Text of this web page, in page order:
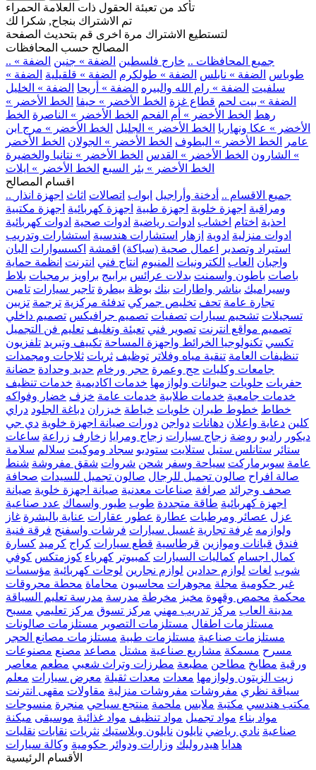
تأكد من تعبئة الحقول ذات العلامة الحمراء
تم الاشتراك بنجاح, شكرا لك
لتستطيع الاشتراك مرة اخرى قم بتحديث الصفحة
المصالح حسب المحافظات
.. جميع المحافظات .. خارج فلسطين الضفة » جنين الضفة »
طوباس الضفة » نابلس الضفة » طولكرم الضفة » قلقيلية الضفة »
سلفيت الضفة » رام الله والبيره الضفة » أريحا الضفة » الخليل
الضفة » بيت لحم قطاع غزة الخط الأخضر » حيفا الخط الأخضر »
رهط الخط الأخضر » أم الفحم الخط الأخضر » الناصرة الخط
الأخضر » عكا ونهاريا الخط الأخضر » الجليل الخط الأخضر » مرج ابن
عامر
الخط الأخضر » البطوف الخط الأخضر » الجولان الخط الأخضر
» الشارون الخط الأخضر » القدس الخط الأخضر » نتانيا والخضيرة
الخط الأخضر » بئر السبع الخط الأخضر » ايلات
اقسام المصالح
.. جميع الاقسام .. أدخنة وأراجيل ابواب اتصالات اثاث اجهزة انذار
ومراقبة اجهزة خلوية اجهزة طبية اجهزة كهربائية اجهزة مكتبية
احذية اختام اخشاب ادوات رياضية ادوات صحية ادوات كهربائية
ادوات منزلية ادوية ازهار استشارات هندسية استشارات وتدريب
استيراد وتصدير
اعمال صحية (سباكة) اقمشة اكسسوارات البان
واجبان العاب الكترونيات المنيوم انتاج فني انترنت انظمة حماية
باصات باطون واسمنت بدلات عرائس برابيج براويز برمجيات بلاط
وسيراميك بناشر واطارات بنك بوظة بيطرة تاجير سيارات تامين
تجارة عامة تحف تخليص جمركي تدفئة مركزية ترجمة تزيين
تسجيلات تشحيم سيارات تصفيات تصميم جرافيكس تصميم داخلي
تصميم مواقع انترنت تصوير فني تعبئة وتغليف تعليم فن التجميل
تكسي تكنولوجيا الخرائط واجهزة المساحة تكييف وتبريد تلفزيون
تنظيفات العامة تنقية مياه وفلاتر توظيف ثريات ثلاجات ومجمدات
جامعات وكليات حج وعمرة حجر ورخام حديد وحدادة حضانة
حفريات حلويات حيوانات ولوازمها خدمات اكاديمية خدمات تنظيف
خدمات جامعية خدمات طلابية خدمات عامة خزف خضار وفواكه
خطاط خطوط طيران خلويات خياطة خيزران دباغة الجلود دراي
كلين دعاية واعلان دهانات دواجن دورات صيانة اجهزة خلوية دي جي
ديكور راديو روضة زجاج سيارات زجاج ومرايا زخارف زراعة ساعات
ستائر ستانلس ستيل ستلايت ستوديو سجاد وموكيت سلالم سلامة
عامة سوبرماركت سياحة وسفر شحن شروات شقق مفروشة شنط
صالة افراح صالون تجميل للرجال صالون تجميل للسيدات صحافة
صحف وجرائد صرافة صناعات معدنية صيانة اجهزة خلوية صيانة
اجهزة كهربائية طاقة متجددة طوب طيور واسماك عدد صناعية
عزل عصائر ومرطبات عطارة عطور عقارات عناية بالبشرة غاز
ولوازمه غرفة تجارية غسيل سيارات فرشات واسفنج فرقة فنية
فندق قبانات وموازين قرطاسية قطع سيارات كراج كرميد كسارة
كمال اجسام كماليات السيارات كمبيوتر كهرباء كوزمتكس كوفي
شوب لغات لوازم حدادين لوازم نجارين لوحات كهربائية مؤسسات
غير حكومية مجلة مجوهرات محاسبون محاماة محطة محروقات
محكمة محمص وقهوة مخبز مخرطة مدرسة مدرسة تعليم السياقة
مدينة العاب مركز تدريب مهني مركز تسوق مركز تعليمي مسبح
مستلزمات اطفال مستلزمات التصوير مستلزمات صالونات
مستلزمات صناعية مستلزمات طبية مستلزمات مصانع الحجر
مسرح مسمكة مشاريع صناعية مشتل مصاعد مصنع مصنوعات
ورقية مطابخ مطاحن مطبعة مطرزات وتراث شعبي مطعم معاصر
زيت الزيتون ولوازمها معدات معدات ثقيلة معرض سيارات معلم
سياقة نظري مفروشات مفروشات منزلية مقاولات مقهى انترنت
مكتب هندسي مكتبة ملابس ملحمة منتجع سياحي منجرة منسوجات
مواد بناء مواد تجميل مواد تنظيف مواد غذائية موسيقى ميكنة
صناعية نادي رياضي نايلون نايلون وبلاستيك نثريات نقابات نقليات
هدايا هيدروليك وزارات ودوائر حكومية وكالة سيارات
الأقسام الرئيسية